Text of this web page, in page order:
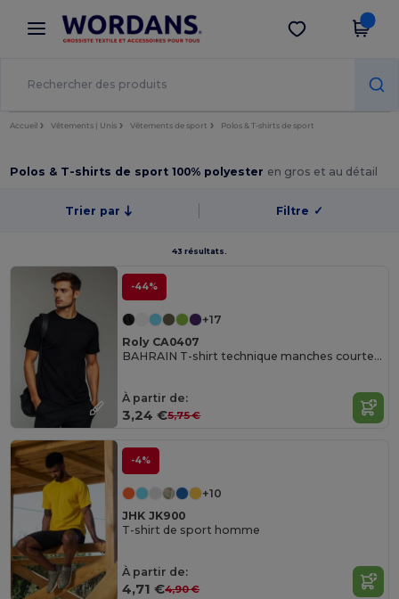
× Appli Wordans
Meilleurs prix sur l’app !
Obtenir l'appli
Accueil Vêtements | Unis Vêtements de sport Polos & T-shirts de sport
Polos & T-shirts de sport 100% polyester en gros et au détail
Trier par Filtre ✓
43 résultats.
-44%
+17
Roly CA0407
BAHRAIN T-shirt technique manches courtes raglan
À partir de:
3,24 €5,75 €
-4%
+10
JHK JK900
T-shirt de sport homme
À partir de:
4,71 €4,90 €